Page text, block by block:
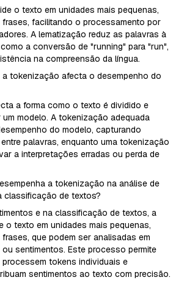
o texto em unidades mais pequenas,
facilitando o processamento por
A lematização reduz as palavras à
a conversão de "running" para "run",
na compreensão da língua.
tokenização afecta o desempenho do
a forma como o texto é dividido e
modelo. A tokenização adequada
do modelo, capturando
palavras, enquanto uma tokenização
a interpretações erradas ou perda de
a tokenização na análise de
classificação de textos?
e na classificação de textos, a
o texto em unidades mais pequenas,
que podem ser analisadas em
sentimentos. Este processo permite
tokens individuais e
sentimentos ao texto com precisão.